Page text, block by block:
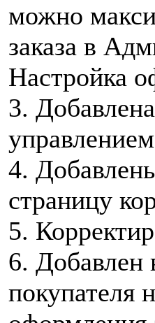
можно
заказа в
Настройка
3.
4.
страницу
5.
6. Добавлен
покупателя